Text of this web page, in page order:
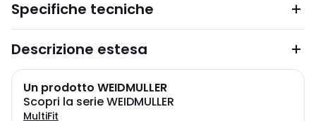
Specifiche tecniche
Descrizione estesa
Un prodotto WEIDMULLER
Scopri la serie WEIDMULLER
MultiFit